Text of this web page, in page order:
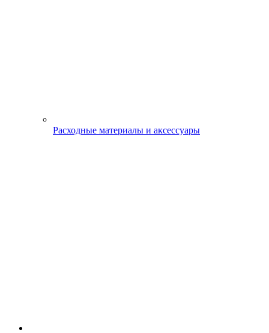
Расходные материалы и аксессуары